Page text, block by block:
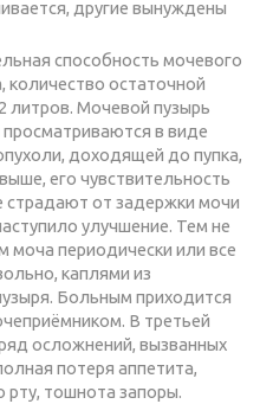
другие вынуждены
способность мочевого
остаточной
литров. Мочевой пузырь
просматриваются в виде
доходящей до пупка,
его чувствительность
от задержки мочи
улучшение. Тем не
моча периодически или все
каплями из
Больным приходится
В третьей
осложнений, вызванных
потеря аппетита,
рту, тошнота запоры.